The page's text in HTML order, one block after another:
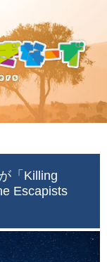
「Killing
Escapists